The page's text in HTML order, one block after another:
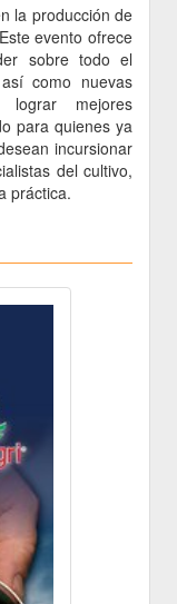
la producción de
evento ofrece
sobre todo el
como nuevas
lograr mejores
para quienes ya
incursionar
del cultivo,
práctica.